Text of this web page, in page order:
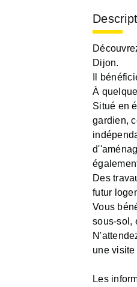
Dijon.
Il
À
Situé en
gardien,
Des
futur
Vous
sous-sol,
une
Les